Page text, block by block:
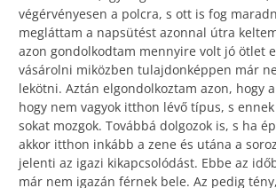
végérvényesen a polcra, s ott is fog
megláttam a napsütést azonnal útra
azon gondolkodtam mennyire volt jó ötlet
vásárolni miközben tulajdonképpen már
lekötni. Aztán elgondolkoztam azon, hogy
hogy nem vagyok itthon lévő típus, s
sokat mozgok. Továbbá dolgozok is, s ha
akkor itthon inkább a zene és utána a
jelenti az igazi kikapcsolódást. Ebbe az
már nem igazán férnek bele. Az pedig